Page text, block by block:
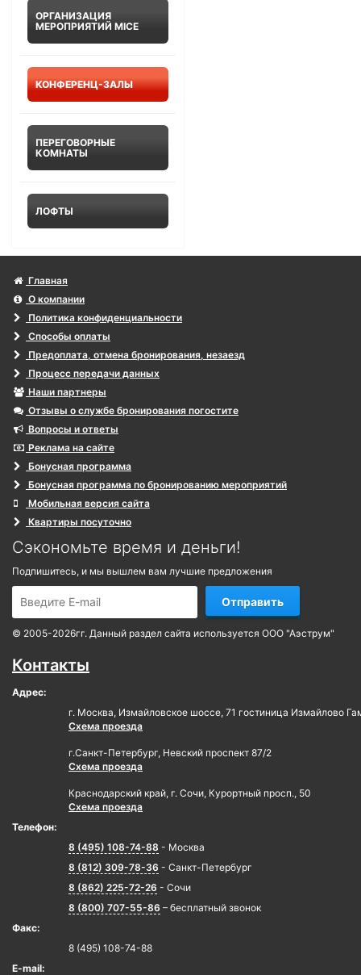
ОРГАНИЗАЦИЯ
МЕРОПРИЯТИЙ MICE
КОНФЕРЕНЦ-ЗАЛЫ
ПЕРЕГОВОРНЫЕ
КОМНАТЫ
ЛОФТЫ
Главная
О компании
Политика конфиденциальности
Способы оплаты
Предоплата, отмена бронирования, незаезд
Процесс передачи данных
Наши партнеры
Отзывы о службе бронирования погостите
Вопросы и ответы
Реклама на сайте
Бонусная программа
Бонусная программа по бронированию мероприятий
Мобильная версия сайта
Квартиры посуточно
Сэкономьте время и деньги!
Подпишитесь, и мы вышлем вам лучшие предложения
Отправить
© 2005-2026гг. Данный раздел сайта используется ООО "Аэструм"
Контакты
Адрес:
г. Москва, Измайловское шоссе, 71 гостиница Измайлово
Схема проезда
г.Санкт-Петербург, Невский проспект 87/2
Схема проезда
Краснодарский край, г. Сочи, Курортный просп., 50
Схема проезда
Телефон:
8 (495) 108-74-88 - Москва
8 (812) 309-78-36 - Санкт-Петербург
8 (862) 225-72-26 - Сочи
8 (800) 707-55-86 – бесплатный звонок
Факс:
8 (495) 108-74-88
E-mail: